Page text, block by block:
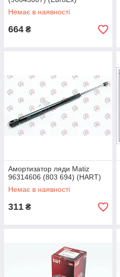
Немає в наявності
664 ₴
Амортизатор ляди Matiz
96314606 (803 694) (HART)
Немає в наявності
311 ₴